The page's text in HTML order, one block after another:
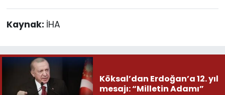
Kaynak: İHA
Köksal’dan Erdoğan’a 12. yıl
mesajı: “Milletin Adamı”